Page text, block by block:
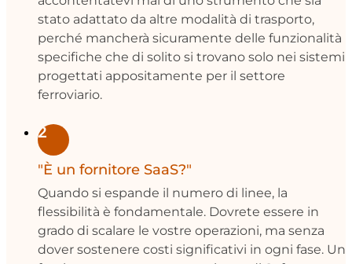
stato adattato da altre modalità di trasporto,
perché mancherà sicuramente delle funzionalità
specifiche che di solito si trovano solo nei sistemi
progettati appositamente per il settore
ferroviario.
2
"È un fornitore SaaS?"
Quando si espande il numero di linee, la
flessibilità è fondamentale. Dovrete essere in
grado di scalare le vostre operazioni, ma senza
dover sostenere costi significativi in ogni fase. Un